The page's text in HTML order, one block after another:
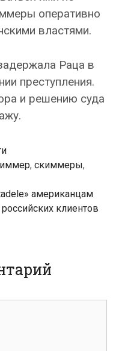
оперативно
властями.
Раца в
преступления.
и решению суда
, скиммеры,
американцам
клиентов